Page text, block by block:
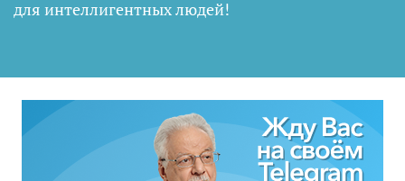
для интеллигентных людей!